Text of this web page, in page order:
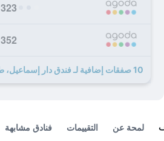
323 ﷼
352 ﷼
10 صفقات إضافية لـ فندق دار إسماعيل، طبرقة
لمحة عن التقييمات فنادق مشابهة